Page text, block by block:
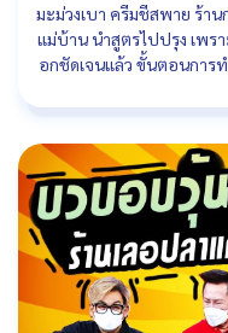
มะม่วงเบา ครีมชีสพาย ร้า
แม่บ้าน นำสูตรไปปรุง เพร
อกชัดเจนแล้ว ขั้นตอนการ